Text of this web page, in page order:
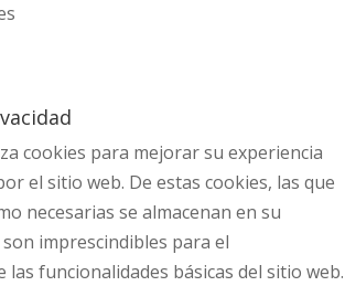
cookies para mejorar su experiencia
el sitio web. De estas cookies, las que
necesarias se almacenan en su
imprescindibles para el
funcionalidades básicas del sitio web.